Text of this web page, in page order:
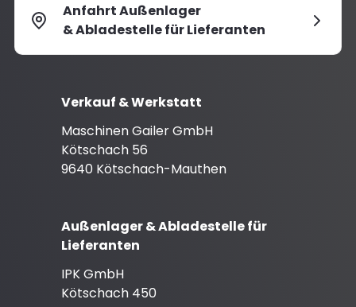
Anfahrt Außenlager
& Abladestelle für Lieferanten
Verkauf & Werkstatt
Maschinen Gailer GmbH
Kötschach 56
9640 Kötschach-Mauthen
Außenlager & Abladestelle für
Lieferanten
IPK GmbH
Kötschach 450